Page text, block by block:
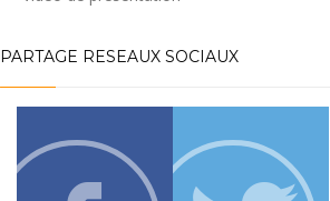
PARTAGE RESEAUX SOCIAUX